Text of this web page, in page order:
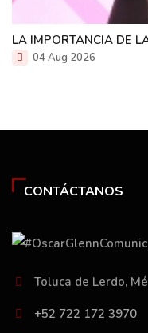
LA IMPORTANCIA DE
04 Aug 2026
CONTÁCTANOS
Toluca de Lerdo,
+52 722 172 3970